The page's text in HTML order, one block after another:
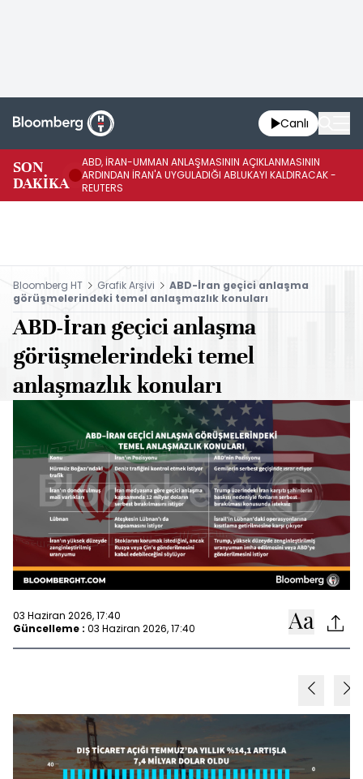
Canlı
SON
DAKİKA
ABD, İRAN-UMMAN ANLAŞMASININ AÇIKLANMASININ
ARDINDAN İRAN'A UYGULADIĞI ABLUKAYI KALDIRACAK -
REUTERS
Bloomberg HT Grafik Arşivi
ABD-İran geçici anlaşma
görüşmelerindeki temel anlaşmazlık konuları
ABD-İran geçici anlaşma
görüşmelerindeki temel
anlaşmazlık konuları
03 Haziran 2026, 17:40
Güncelleme : 03 Haziran 2026, 17:40